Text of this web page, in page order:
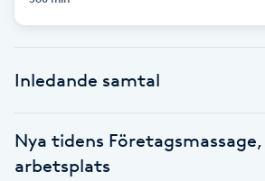
Fibromassage
Fotmassage
Inledande samtal
Nya tidens
arbetsplats